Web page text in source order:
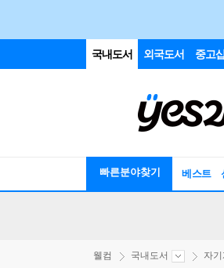
국내도서 외국도서 중고
빠른분야찾기 베스트
웰컴 국내도서 자